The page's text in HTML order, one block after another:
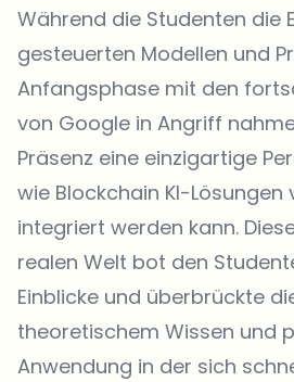
Während die Studenten die
gesteuerten Modellen und
Anfangsphase mit den
von Google in Angriff
Präsenz eine einzigartige
wie Blockchain KI-Lösungen
integriert werden kann.
realen Welt bot den
Einblicke und überbrückte
theoretischem Wissen und
Anwendung in der sich